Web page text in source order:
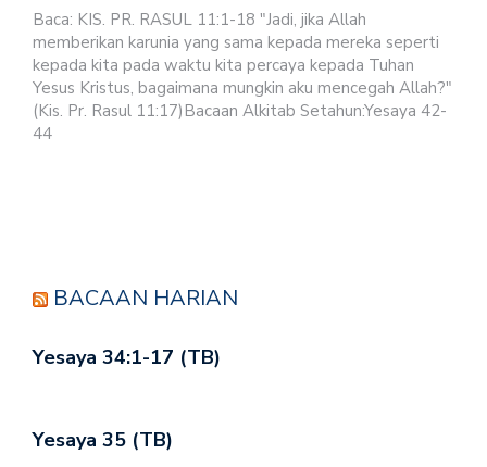
Baca: KIS. PR. RASUL 11:1-18 "Jadi, jika Allah
memberikan karunia yang sama kepada mereka seperti
kepada kita pada waktu kita percaya kepada Tuhan
Yesus Kristus, bagaimana mungkin aku mencegah Allah?"
(Kis. Pr. Rasul 11:17)Bacaan Alkitab Setahun:Yesaya 42-
44
BACAAN HARIAN
Yesaya 34:1-17 (TB)
Yesaya 35 (TB)